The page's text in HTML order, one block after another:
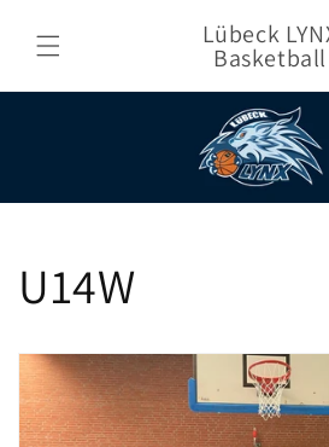
Inhalt
Lübeck
Basketball
U14W